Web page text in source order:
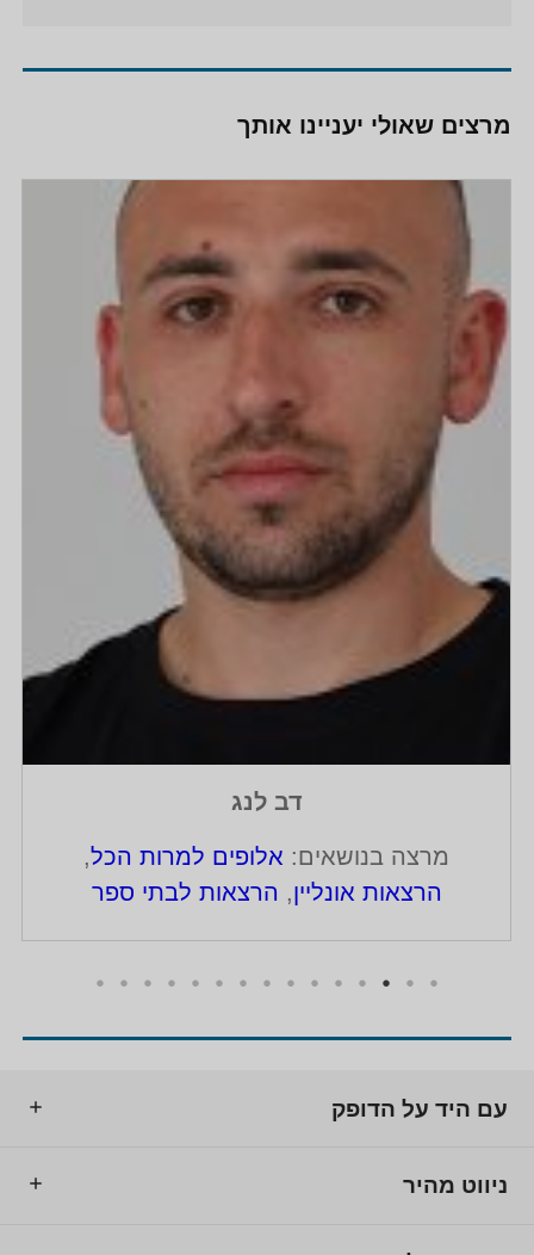
מרצים שאולי יעניינו אותך
דב לנג
מרצה בנושאים: אלופים למרות הכל,
הרצאות אונליין, הרצאות לבתי ספר
עם היד על הדופק
ניווט מהיר